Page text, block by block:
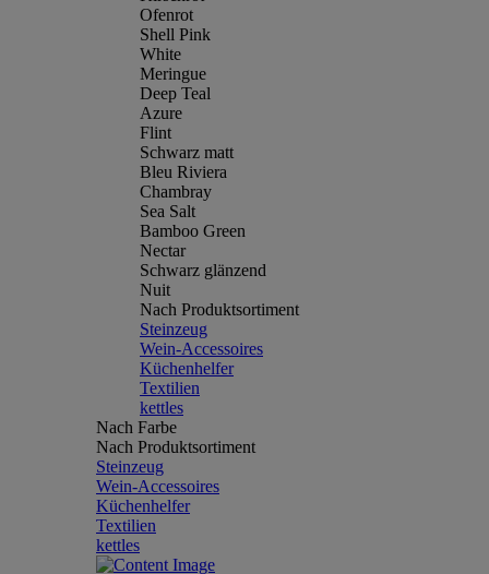
Ofenrot
Shell Pink
White
Meringue
Deep Teal
Azure
Flint
Schwarz matt
Bleu Riviera
Chambray
Sea Salt
Bamboo Green
Nectar
Schwarz glänzend
Nuit
Nach Produktsortiment
Steinzeug
Wein-Accessoires
Küchenhelfer
Textilien
kettles
Nach Farbe
Nach Produktsortiment
Steinzeug
Wein-Accessoires
Küchenhelfer
Textilien
kettles